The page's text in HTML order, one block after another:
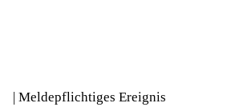
| Meldepflichtiges Ereignis